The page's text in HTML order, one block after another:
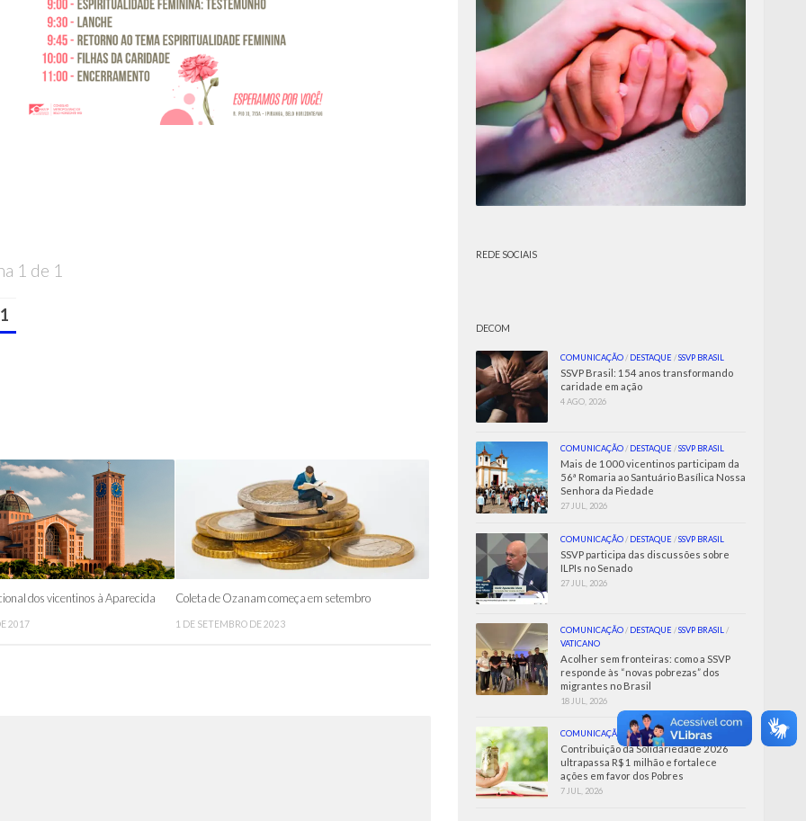
1 de 1
1
dos vicentinos à Aparecida
2017
Coleta de Ozanam começa em setembro
1 DE SETEMBRO DE 2023
REDE SOCIAIS
DECOM
COMUNICAÇÃO / DESTAQUE /SSVP BRASIL
SSVP Brasil: 154 anos transformando
caridade em ação
4 AGO, 2026
COMUNICAÇÃO / DESTAQUE /SSVP BRASIL
Mais de 1000 vicentinos participam da
56ª Romaria ao Santuário Basílica Nossa
Senhora da Piedade
27 JUL, 2026
COMUNICAÇÃO / DESTAQUE /SSVP BRASIL
SSVP participa das discussões sobre
ILPIs no Senado
27 JUL, 2026
COMUNICAÇÃO / DESTAQUE /SSVP BRASIL /
VATICANO
Acolher sem fronteiras: como a SSVP
responde às “novas pobrezas” dos
migrantes no Brasil
18 JUL, 2026
COMUNICAÇÃO /SSVP BRASIL
Contribuição da Solidariedade 2026
ultrapassa R$ 1 milhão e fortalece
ações em favor dos Pobres
7 JUL, 2026